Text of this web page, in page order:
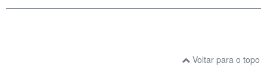
Voltar para o topo